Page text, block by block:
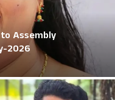
to Assembly
2026